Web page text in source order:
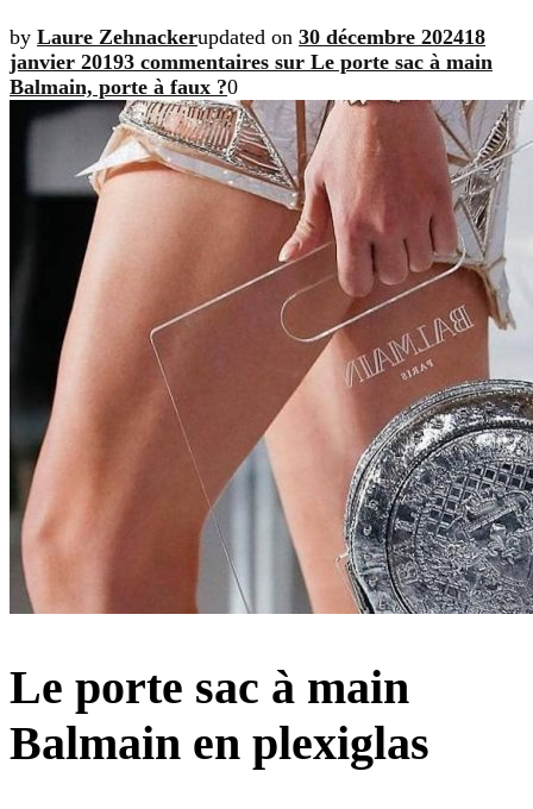
by Laure Zehnackerupdated on 30 décembre 202418
janvier 20193 commentaires sur Le porte sac à main
Balmain, porte à faux ?0
Le porte sac à main
Balmain en plexiglas